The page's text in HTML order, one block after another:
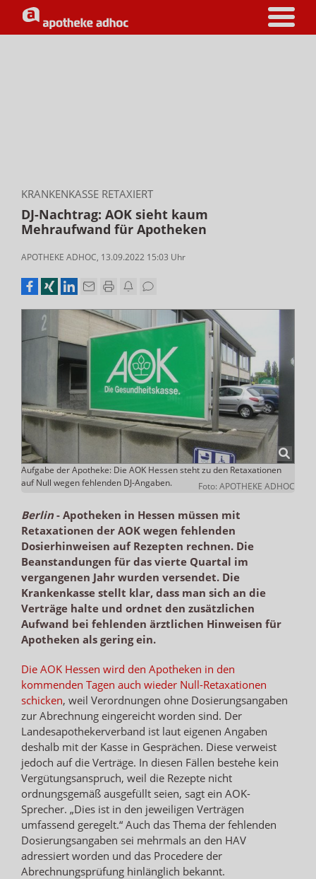
KRANKENKASSE RETAXIERT
DJ-Nachtrag: AOK sieht kaum
Mehraufwand für Apotheken
APOTHEKE ADHOC, 13.09.2022 15:03 Uhr
Aufgabe der Apotheke: Die AOK Hessen steht zu den Retaxationen
auf Null wegen fehlenden DJ-Angaben.
Foto: APOTHEKE ADHOC
Berlin- Apotheken in Hessen müssen mit
Retaxationen der AOK wegen fehlenden
Dosierhinweisen auf Rezepten rechnen. Die
Beanstandungen für das vierte Quartal im
vergangenen Jahr wurden versendet. Die
Krankenkasse stellt klar, dass man sich an die
Verträge halte und ordnet den zusätzlichen
Aufwand bei fehlenden ärztlichen Hinweisen für
Apotheken als gering ein.
Die AOK Hessen wird den Apotheken in den
kommenden Tagen auch wieder Null-Retaxationen
schicken, weil Verordnungen ohne Dosierungsangaben
zur Abrechnung eingereicht worden sind. Der
Landesapothekerverband ist laut eigenen Angaben
deshalb mit der Kasse in Gesprächen. Diese verweist
jedoch auf die Verträge. In diesen Fällen bestehe kein
Vergütungsanspruch, weil die Rezepte nicht
ordnungsgemäß ausgefüllt seien, sagt ein AOK-
Sprecher. „Dies ist in den jeweiligen Verträgen
umfassend geregelt.“ Auch das Thema der fehlenden
Dosierungsangaben sei mehrmals an den HAV
adressiert worden und das Procedere der
Abrechnungsprüfung hinlänglich bekannt.